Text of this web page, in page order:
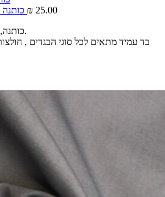
₪ 25.00
50% כותנה, 50% פוליאסטר.
בד עמיד מתאים לכל סוגי הבגדים ,